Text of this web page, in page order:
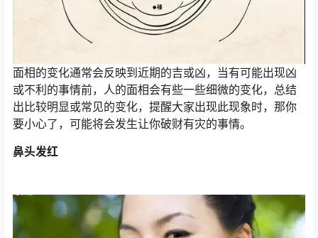
面相的变化通常会反映到近期的吉或凶，当有可能出现凶
或不利的事情前，人的面相会有些一些细微的变化，总结
出比较明显或常见的变化，提醒大家出现此现象时，那你
要小心了，可能将会发生让你破财有灾的事情。
鼻头发红